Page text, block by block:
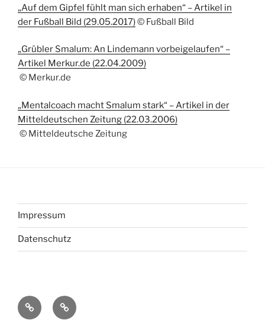
„Auf dem Gipfel fühlt man sich erhaben“ – Artikel in
der Fußball Bild (29.05.2017)© Fußball Bild
„Grübler Smalum: An Lindemann vorbeigelaufen“ –
Artikel Merkur.de (22.04.2009)
© Merkur.de
„Mentalcoach macht Smalum stark“ – Artikel in der
Mitteldeutschen Zeitung (22.03.2006)
© Mitteldeutsche Zeitung
Impressum
Datenschutz
ImpressumDatenschutz